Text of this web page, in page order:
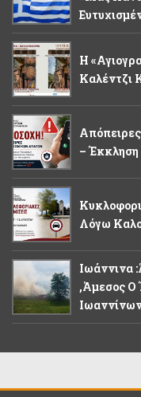
Η
Καλέντζι
– Έκκληση
Λόγω
Ιωάννινα
,άμεσος Ο